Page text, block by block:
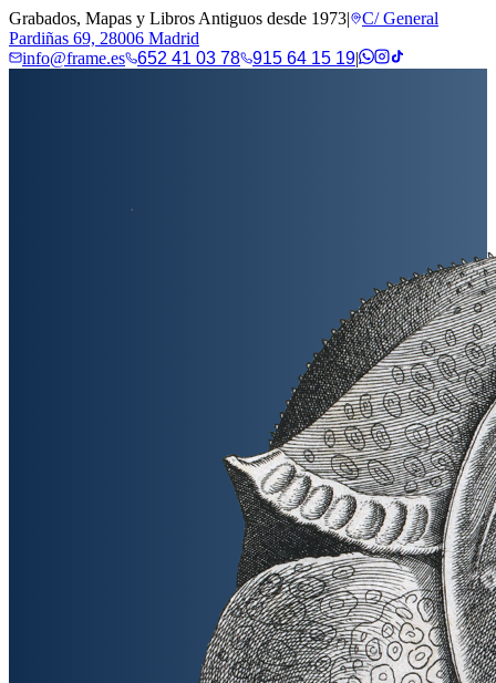
Grabados, Mapas y Libros Antiguos desde 1973|
C/ General
Pardiñas 69, 28006 Madrid
info@frame.es
652 41 03 78 915 64 15 19|